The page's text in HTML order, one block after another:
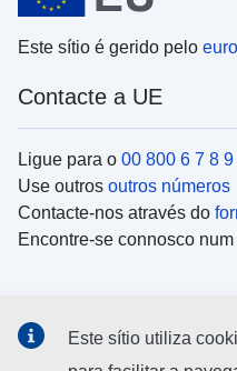
Este sítio é gerido pelo
Contacte a UE
Ligue para o 00 800 6 7 8 9
Use outros outros números
Contacte-nos através do
Encontre-se connosco
Este sítio utiliza